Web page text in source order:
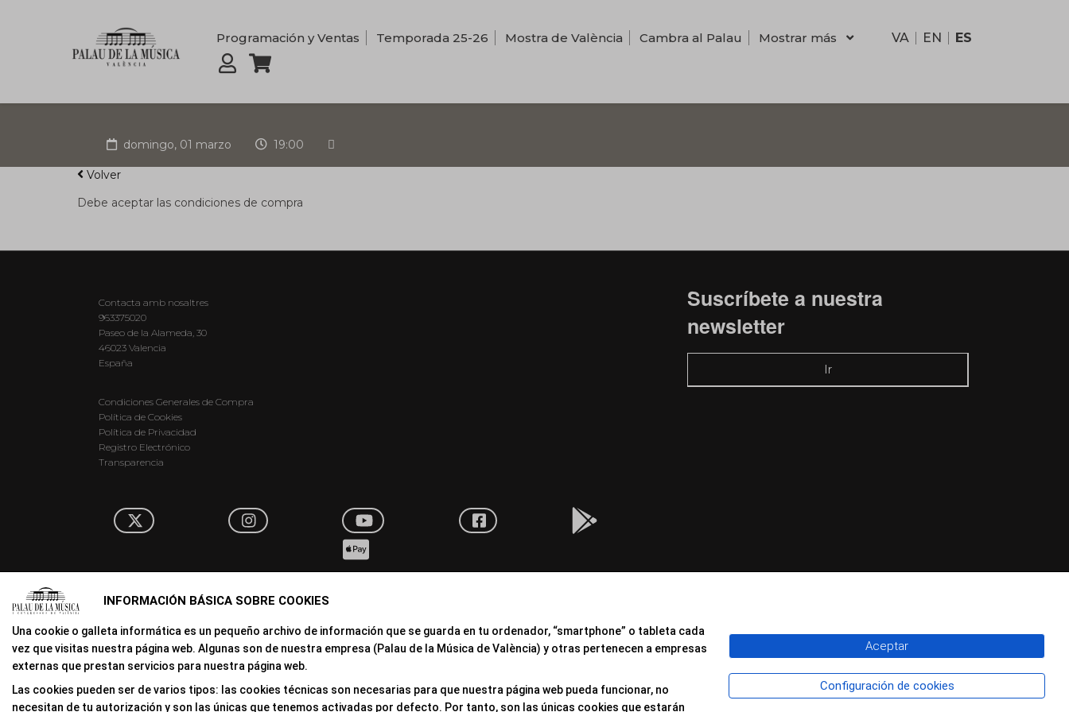
Programación y Ventas Temporada 25-26 Mostra de València Cambra al Palau Mostrar más VA EN ES
domingo, 01 marzo 19:00
Volver
Debe aceptar las condiciones de compra
Contacta amb nosaltres
963375020
Paseo de la Alameda, 30
46023 Valencia
España
Condiciones Generales de Compra
Política de Cookies
Política de Privacidad
Registro Electrónico
Transparencia
Suscríbete a nuestra
newsletter
Ir
INFORMACIÓN BÁSICA SOBRE COOKIES
Una cookie o galleta informática es un pequeño archivo de información que se guarda en tu ordenador, “smartphone” o tableta cada
vez que visitas nuestra página web. Algunas son de nuestra empresa (Palau de la Música de València) y otras pertenecen a empresas
externas que prestan servicios para nuestra página web.
Las cookies pueden ser de varios tipos: las cookies técnicas son necesarias para que nuestra página web pueda funcionar, no
necesitan de tu autorización y son las únicas que tenemos activadas por defecto. Por tanto, son las únicas cookies que estarán
Aceptar
Configuración de cookies